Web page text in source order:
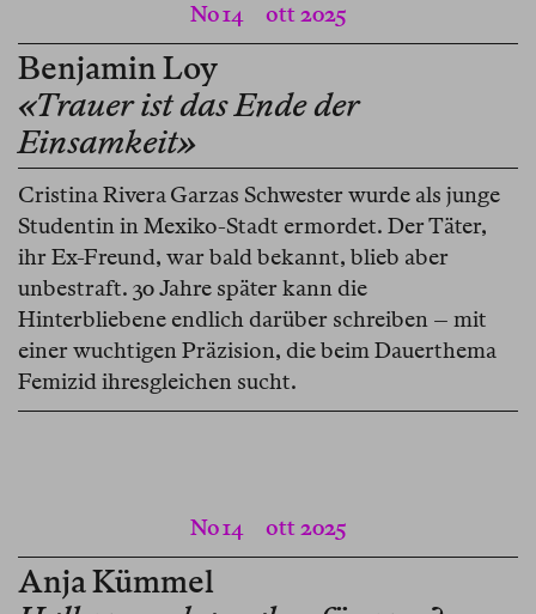
No 14 ott 2025
Benjamin Loy
«Trauer ist das Ende der
Einsamkeit»
Cristina Rivera Garzas Schwester wurde als junge
Studentin in Mexiko-Stadt ermordet. Der Täter,
ihr Ex-Freund, war bald bekannt, blieb aber
unbestraft. 30 Jahre später kann die
Hinterbliebene endlich darüber schreiben – mit
einer wuchtigen Präzision, die beim Dauerthema
Femizid ihresgleichen sucht.
No 14 ott 2025
Anja Kümmel